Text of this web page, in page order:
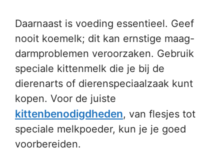
Daarnaast is voeding essentieel. Geef
nooit koemelk; dit kan ernstige maag-
darmproblemen veroorzaken. Gebruik
speciale kittenmelk die je bij de
dierenarts of dierenspeciaalzaak kunt
kopen. Voor de juiste
kittenbenodigdheden, van flesjes tot
speciale melkpoeder, kun je je goed
voorbereiden.